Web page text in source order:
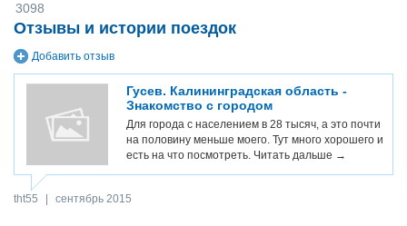
Добавить отзыв
Отзывы и истории поездок
3098
Гусев. Калининградская область -
Знакомство с городом
Для города с населением в 28 тысяч, а это почти
на половину меньше моего. Тут много хорошего и
есть на что посмотреть. Читать дальше →
tht55 сентябрь 2015